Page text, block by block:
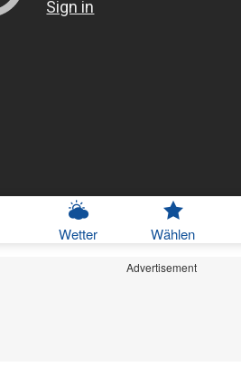
Wetter Wählen
Advertisement